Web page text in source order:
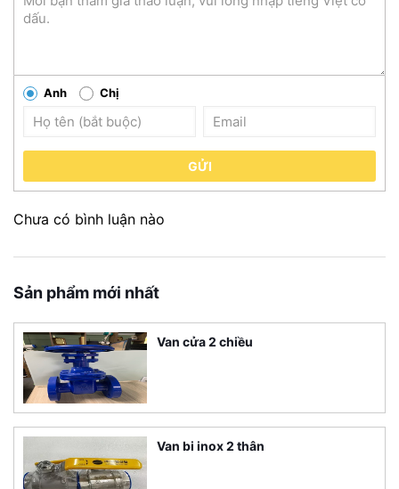
Anh Chị
GỬI
Chưa có bình luận nào
Sản phẩm mới nhất
Van cửa 2 chiều
Van bi inox 2 thân